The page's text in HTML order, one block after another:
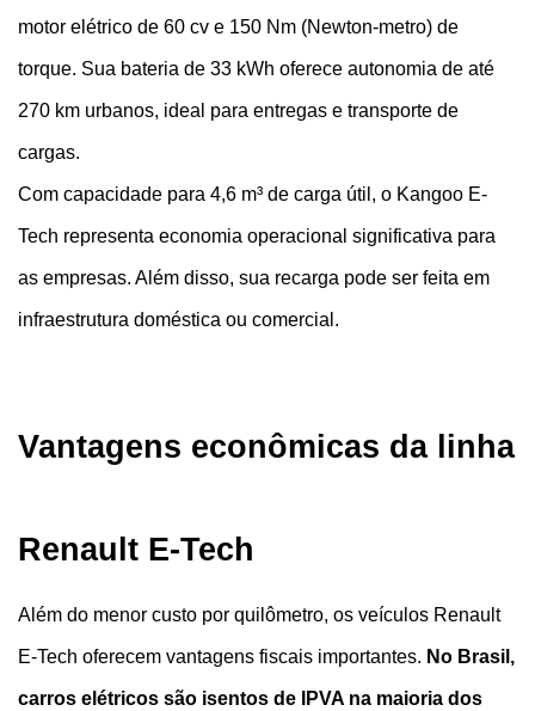
motor elétrico de 60 cv e 150 Nm (Newton-metro) de
torque. Sua bateria de 33 kWh oferece autonomia de até
270 km urbanos, ideal para entregas e transporte de
cargas.
Com capacidade para 4,6 m³ de carga útil, o Kangoo E-
Tech representa economia operacional significativa para
as empresas. Além disso, sua recarga pode ser feita em
infraestrutura doméstica ou comercial.
Vantagens econômicas da linha
Renault E-Tech
Além do menor custo por quilômetro, os veículos Renault
E-Tech oferecem vantagens fiscais importantes. No Brasil,
carros elétricos são isentos de IPVA na maioria dos